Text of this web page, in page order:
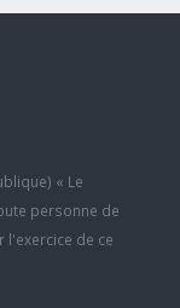
« Le
personne de
l'exercice de ce